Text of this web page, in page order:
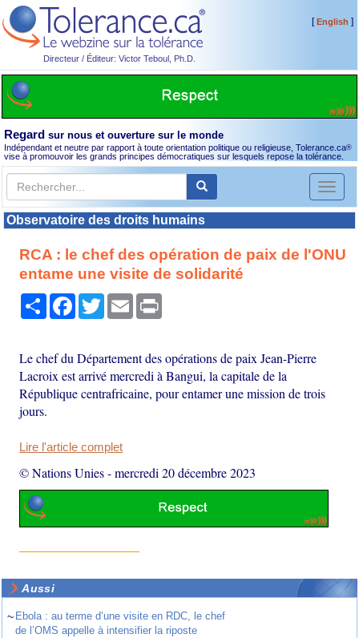
Directeur / Éditeur: Victor Teboul, Ph.D.
[English ]
Regard sur nous et ouverture sur le monde
Indépendant et neutre par rapport à toute orientation politique ou religieuse, Tolerance.ca®
vise à promouvoir les grands principes démocratiques sur lesquels repose la tolérance.
Toggle
Observatoire des droits humains
RCA : le chef des opération de paix de l'ONU
entame une visite de solidarité
PartagerFacebook
TwitterEmail
Le chef du Département des opérations de paix Jean-Pierre
Lacroix est arrivé mercredi à Bangui, la capitale de la
République centrafricaine, pour entamer une mission de trois
jours.
Lire l'article complet
© Nations Unies-mercredi 20 décembre 2023
Aussi
~ Ebola : au terme d’une visite en RDC, le chef
de l’OMS appelle à intensifier la riposte